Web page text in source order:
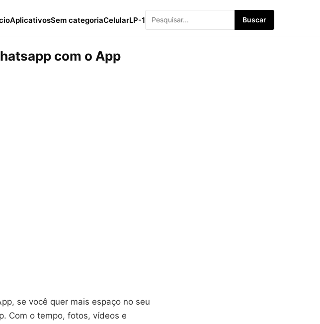
AplicativosSem categoriaCelularLP-1 Buscar
com o App
se você quer mais espaço no seu
Com o tempo, fotos, vídeos e